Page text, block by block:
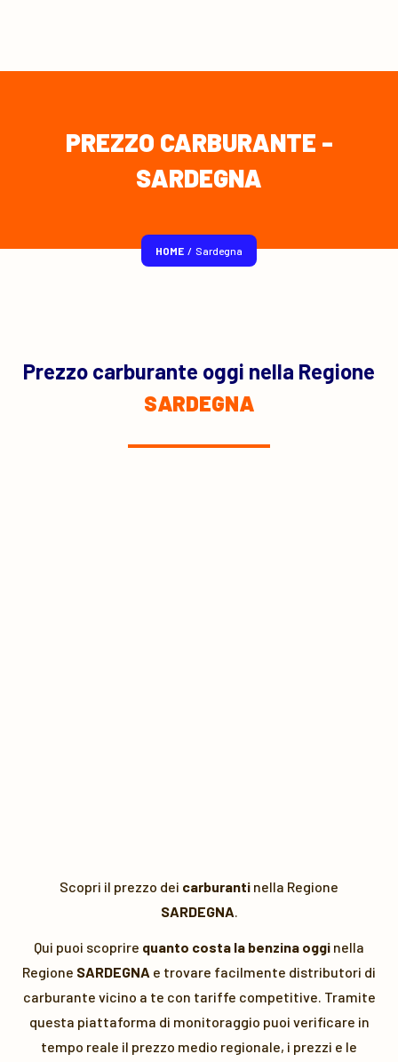
PREZZO CARBURANTE -
SARDEGNA
HOME / Sardegna
Prezzo carburante oggi nella Regione
SARDEGNA
Scopri il prezzo dei carburanti nella Regione
SARDEGNA.
Qui puoi scoprire quanto costa la benzina oggi nella
Regione SARDEGNA e trovare facilmente distributori di
carburante vicino a te con tariffe competitive. Tramite
questa piattaforma di monitoraggio puoi verificare in
tempo reale il prezzo medio regionale, i prezzi e le